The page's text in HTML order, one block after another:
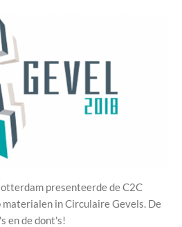
presenteerde de C2C
materialen in Circulaire Gevels. De
en de dont's!